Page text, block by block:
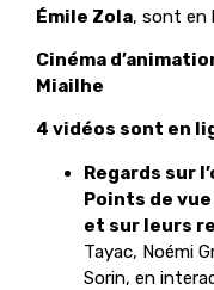
Émile Zola, sont en
Cinéma
Miailhe
4 vidéos sont en
Regards sur
Points de
et sur leurs
Tayac, Noémi
Sorin, en